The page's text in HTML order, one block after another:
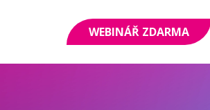
WEBINÁŘ ZDARMA